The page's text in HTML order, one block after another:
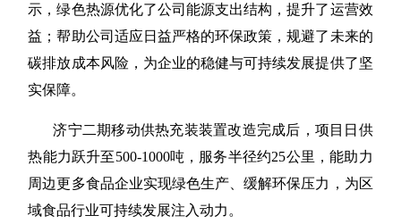
示，绿色热源优化了公司能源支出结构，提升了运营效
益；帮助公司适应日益严格的环保政策，规避了未来的
碳排放成本风险，为企业的稳健与可持续发展提供了坚
实保障。
济宁二期移动供热充装装置改造完成后，项目日供
热能力跃升至500-1000吨，服务半径约25公里，能助力
周边更多食品企业实现绿色生产、缓解环保压力，为区
域食品行业可持续发展注入动力。